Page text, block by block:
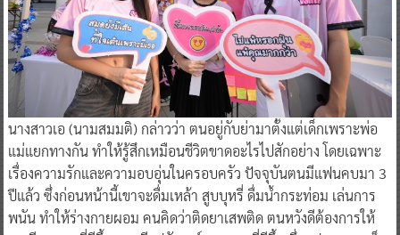
นางสาวเอ (นามสมมติ) กล่าวว่า ตนอยู่กับย่ามาตั้งแต่เด็กเพราะพ่อ
แม่แยกทางกัน ทำให้รู้สึกเหมือนชีวิตขาดอะไรไปสักอย่าง โดยเฉพาะ
เรื่องความรักและความอบอุ่นในครอบครัว ปัจจุบันตนมีแฟนคบมา 3
ปีแล้ว ซึ่งก่อนหน้านี้เขาจะดื่มเหล้า สูบบุหรี่ ดื่มน้ำกระท่อม เล่นการ
พนัน ทำให้ร่างกายผอม คนคิดว่าติดยาเสพติด ตนหวังดีต้องการให้